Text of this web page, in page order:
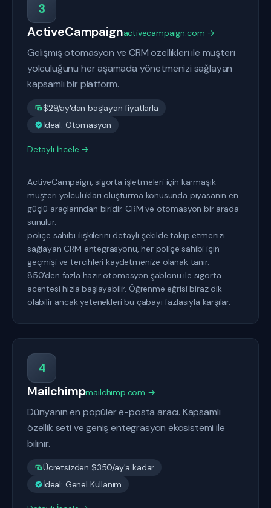
3
ActiveCampaignactivecampaign.com →
Gelişmiş otomasyon ve CRM özellikleri ile müşteri
yolculuğunu her aşamada yönetmenizi sağlayan
kapsamlı bir platform.
$29/ay'dan başlayan fiyatlarla
İdeal: Otomasyon
Detaylı İncele →
ActiveCampaign, sigorta işletmeleri için karmaşık
müşteri yolculukları oluşturma konusunda piyasanın en
güçlü araçlarından biridir. CRM ve otomasyon bir arada
sunulur.
poliçe sahibi ilişkilerini detaylı şekilde takip etmenizi
sağlayan CRM entegrasyonu, her poliçe sahibi için
geçmişi ve tercihleri kaydetmenize olanak tanır.
850'den fazla hazır otomasyon şablonu ile sigorta
acentesi hızla başlayabilir. Öğrenme eğrisi biraz dik
olabilir ancak yetenekleri bu çabayı fazlasıyla karşılar.
4
Mailchimpmailchimp.com →
Dünyanın en popüler e-posta aracı. Kapsamlı
özellik seti ve geniş entegrasyon ekosistemi ile
bilinir.
Ücretsizden $350/ay'a kadar
İdeal: Genel Kullanım